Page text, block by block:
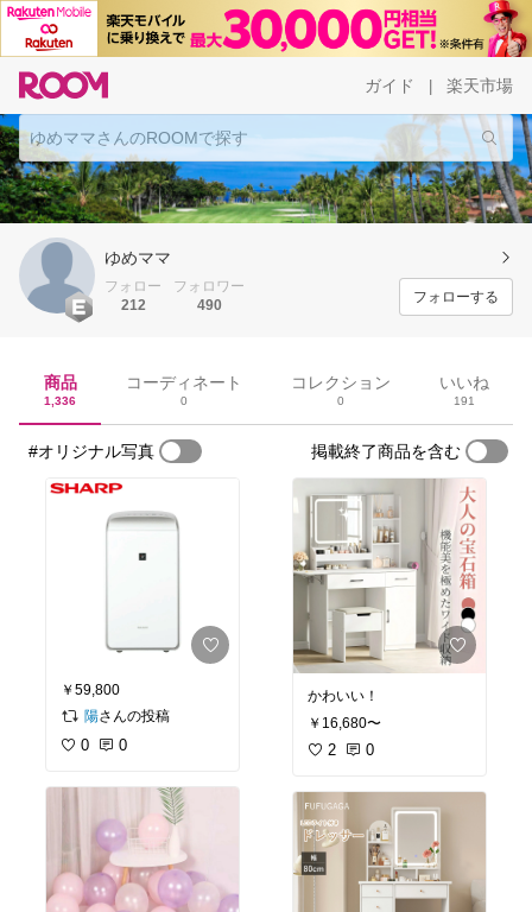
ガイド 楽天市場
ゆめママ
フォロー
212
フォロワー
490
フォローする
商品
1,336
コーディネート
0
コレクション
0
いいね
191
#オリジナル写真 掲載終了商品を含む
￥59,800
陽さんの投稿
0 0
かわいい！
￥16,680〜
2 0